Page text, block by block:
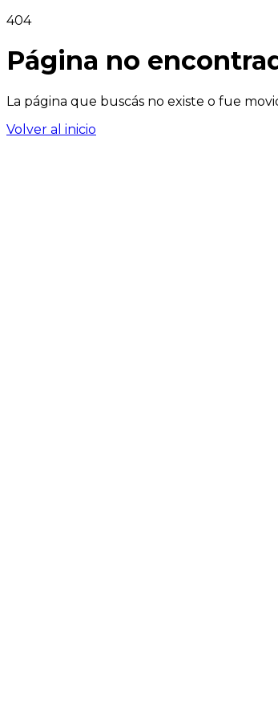
404
Página no
La página que buscás no existe o fue
Volver al inicio